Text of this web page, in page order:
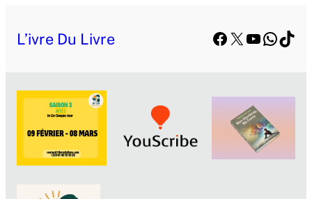
L’ivre Du Livre Facebook
X YouTube